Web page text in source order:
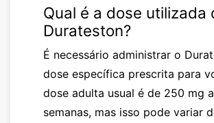
Qual é a dose utilizada
Durateston?
É necessário administrar o
dose específica prescrita para
dose adulta usual é de 250 mg
semanas, mas isso pode variar